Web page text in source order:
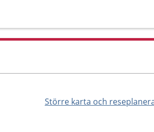
Större karta och